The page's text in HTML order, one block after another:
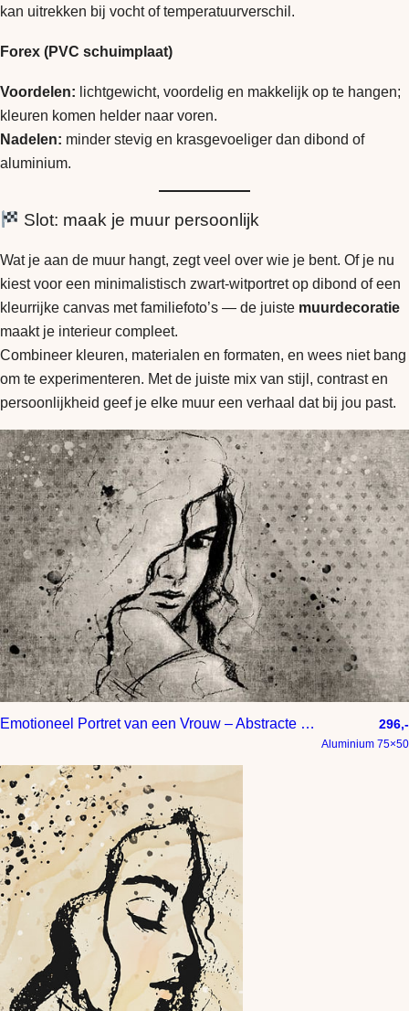
kan uitrekken bij vocht of temperatuurverschil.
Forex (PVC schuimplaat)
Voordelen: lichtgewicht, voordelig en makkelijk op te hangen;
kleuren komen helder naar voren.
Nadelen: minder stevig en krasgevoeliger dan dibond of
aluminium.
Slot: maak je muur persoonlijk
Wat je aan de muur hangt, zegt veel over wie je bent. Of je nu
kiest voor een minimalistisch zwart-witportret op dibond of een
kleurrijke canvas met familiefoto’s — de juiste muurdecoratie
maakt je interieur compleet.
Combineer kleuren, materialen en formaten, en wees niet bang
om te experimenteren. Met de juiste mix van stijl, contrast en
persoonlijkheid geef je elke muur een verhaal dat bij jou past.
Emotioneel Portret van een Vrouw – Abstracte Lijntekening 296,-
Aluminium 75×50